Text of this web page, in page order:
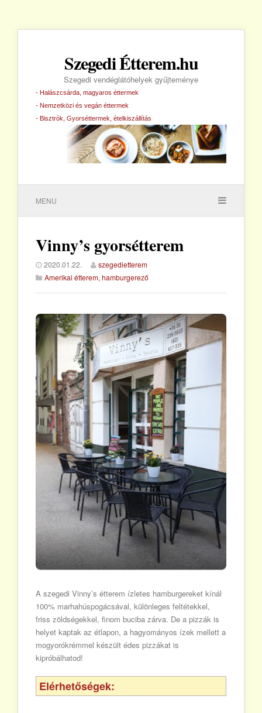
Szegedi Étterem.hu
Szegedi vendéglátóhelyek gyűjteménye
- Halászcsárda, magyaros éttermek
- Nemzetközi és vegán éttermek
- Bisztrók, Gyorséttermek, ételkiszállítás
MENU
Vinny’s gyorsétterem
2020.01.22.
szegedietterem
Amerikai étterem, hamburgerező
A szegedi Vinny’s étterem ízletes hamburgereket kínál
100% marhahúspogácsával, különleges feltétekkel,
friss zöldségekkel, finom buciba zárva. De a pizzák is
helyet kaptak az étlapon, a hagyományos ízek mellett a
mogyorókrémmel készült édes pizzákat is
kipróbálhatod!
Elérhetőségek: